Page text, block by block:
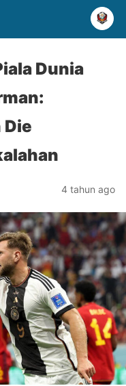
Dunia
4 tahun ago